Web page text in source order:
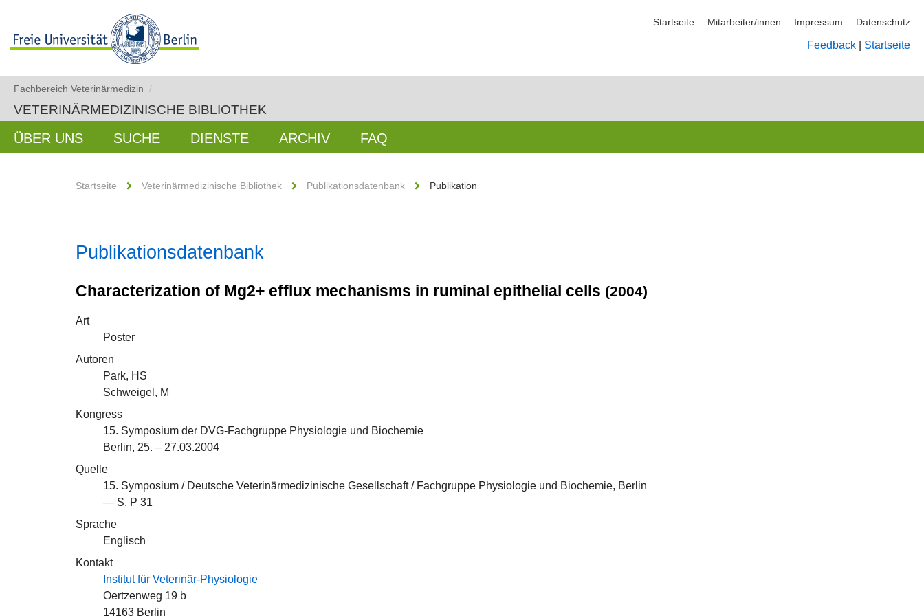
Startseite Mitarbeiter/innen Impressum Datenschutz
Feedback Startseite
Fachbereich Veterinärmedizin /
VETERINÄRMEDIZINISCHE BIBLIOTHEK
ÜBER UNS SUCHE DIENSTE ARCHIV FAQ
Startseite Veterinärmedizinische Bibliothek Publikationsdatenbank Publikation
Publikationsdatenbank
Characterization of Mg2+ efflux mechanisms in ruminal epithelial cells (2004)
Art
Poster
Autoren
Park, HS
Schweigel, M
Kongress
15. Symposium der DVG-Fachgruppe Physiologie und Biochemie
Berlin, 25. – 27.03.2004
Quelle
15. Symposium / Deutsche Veterinärmedizinische Gesellschaft / Fachgruppe Physiologie und Biochemie, Berlin
— S. P 31
Sprache
Englisch
Kontakt
Institut für Veterinär-Physiologie
Oertzenweg 19 b
14163 Berlin